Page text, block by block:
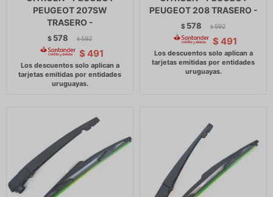
PEUGEOT 207SW
TRASERO -
$ 578 $ 592
$ 491
PEUGEOT 208 TRASERO -
$ 578 $ 592
$ 491